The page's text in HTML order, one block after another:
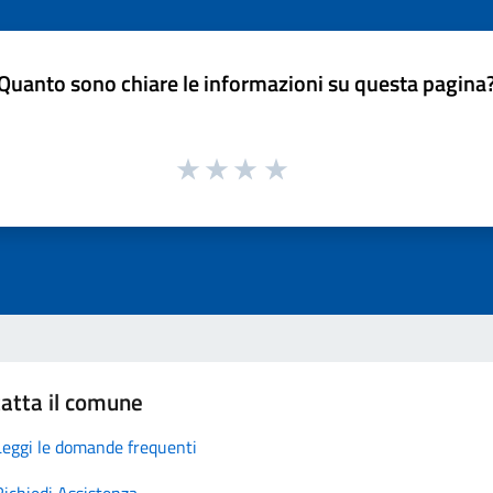
sono chiare le informazioni su questa
il comune
le domande frequenti